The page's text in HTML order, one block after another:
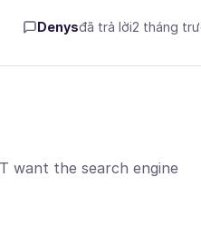
Denysđã trả lời2 tháng
want the search engine